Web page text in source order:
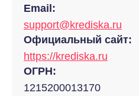
Email:
support@krediska.ru
Официальный сайт:
https://krediska.ru
ОГРН:
1215200013170